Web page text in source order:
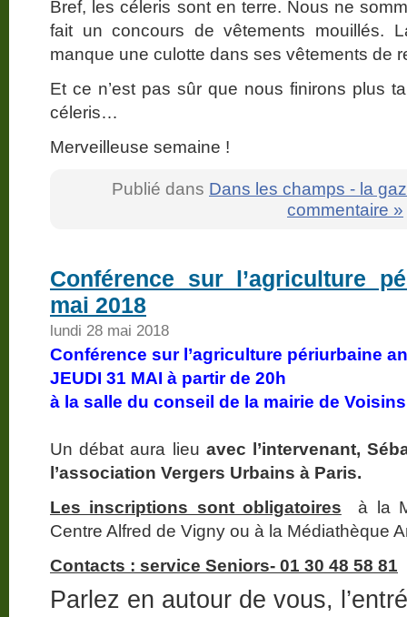
Bref, les céleris sont en terre. Nous ne
fait un concours de vêtements mouillés.
manque une culotte dans ses vêtements de
Et ce n’est pas sûr que nous finirons plus
céleris…
Merveilleuse semaine !
Publié dans Dans les champs - la
commentaire »
Conférence sur l’agriculture
mai 2018
lundi 28 mai 2018
Conférence sur l’agriculture périurbaine
JEUDI 31 MAI à partir de 20h
à la salle du conseil de la mairie de
Un débat aura lieu avec l’intervenant,
l’association Vergers Urbains à Paris.
Les inscriptions sont obligatoires à la
Centre Alfred de Vigny ou à la Médiathèque
Contacts : service Seniors- 01 30 48 58 81
Parlez en autour de vous,